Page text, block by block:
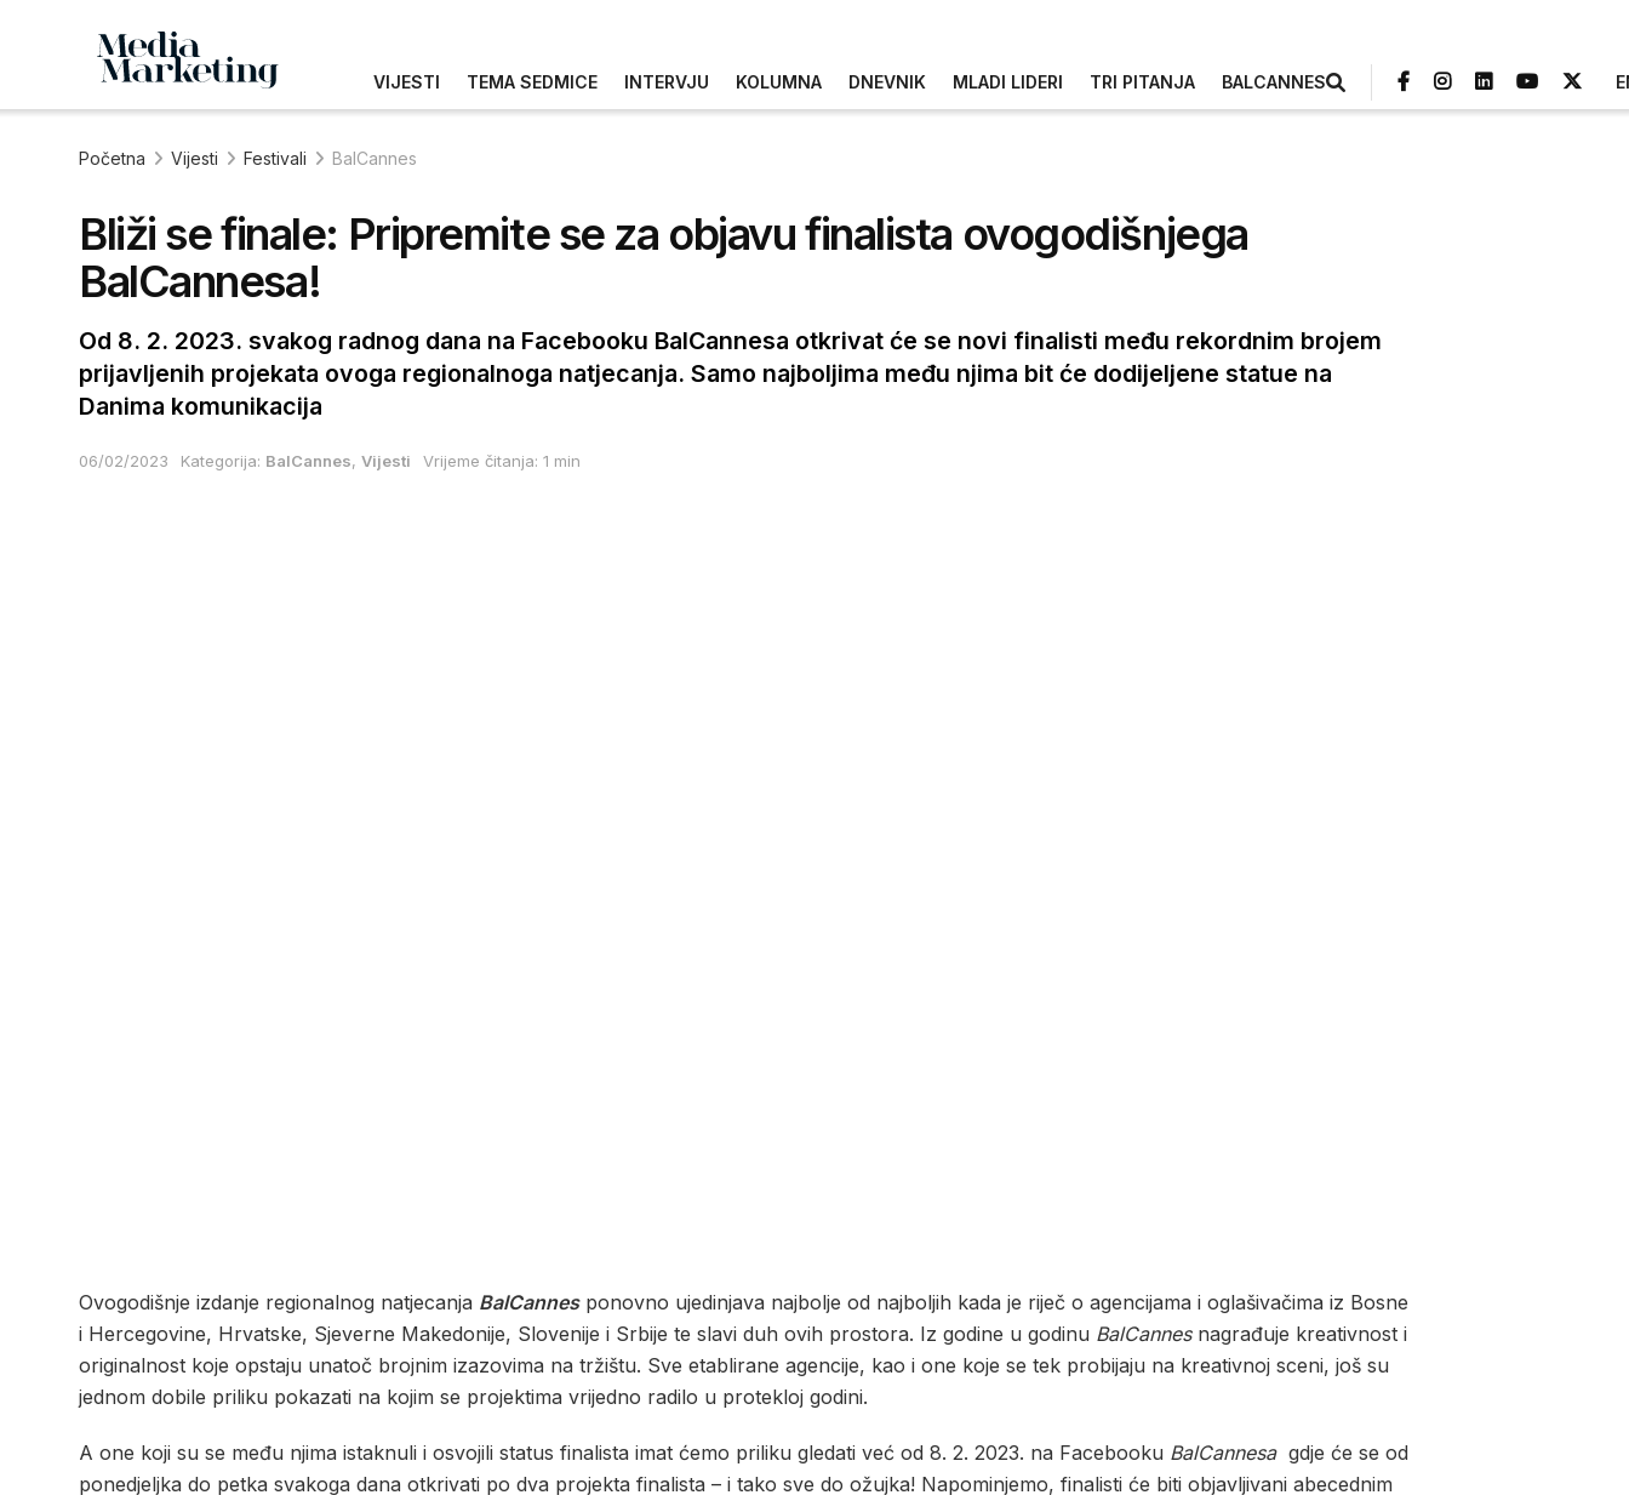
VIJESTI TEMA SEDMICE INTERVJU KOLUMNA DNEVNIK MLADI LIDERI TRI PITANJA BALCANNES
Početna Vijesti Festivali BalCannes
Bliži se finale: Pripremite se za objavu finalista ovogodišnjega
BalCannesa!
Od 8. 2. 2023. svakog radnog dana na Facebooku BalCannesa otkrivat će se novi finalisti među rekordnim brojem
prijavljenih projekata ovoga regionalnoga natjecanja. Samo najboljima među njima bit će dodijeljene statue na
Danima komunikacija
06/02/2023 Kategorija: BalCannes, Vijesti Vrijeme čitanja: 1 min
Ovogodišnje izdanje regionalnog natjecanja BalCannesponovno ujedinjava najbolje od najboljih kada je riječ o agencijama i oglašivačima iz Bosne
i Hercegovine, Hrvatske, Sjeverne Makedonije, Slovenije i Srbije te slavi duh ovih prostora. Iz godine u godinu BalCannesnagrađuje kreativnost i
originalnost koje opstaju unatoč brojnim izazovima na tržištu. Sve etablirane agencije, kao i one koje se tek probijaju na kreativnoj sceni, još su
jednom dobile priliku pokazati na kojim se projektima vrijedno radilo u protekloj godini.
A one koji su se među njima istaknuli i osvojili status finalista imat ćemo priliku gledati već od 8. 2. 2023. na Facebooku BalCannesagdje će se od
ponedjeljka do petka svakoga dana otkrivati po dva projekta finalista – i tako sve do ožujka! Napominjemo, finalisti će biti objavljivani abecednim